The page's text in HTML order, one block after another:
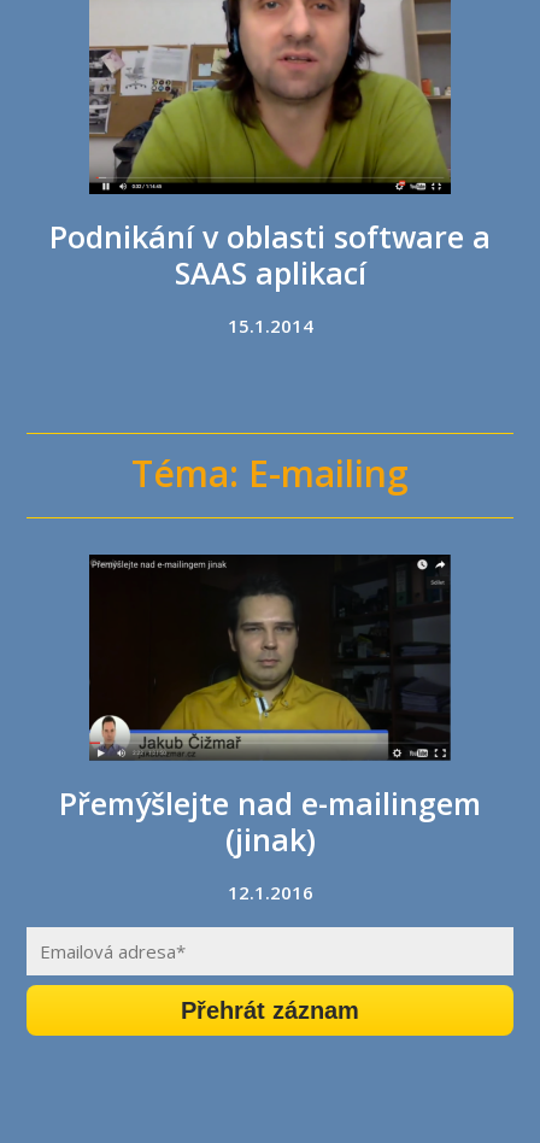
Podnikání v oblasti software a
SAAS aplikací
15.1.2014
Téma: E-mailing
Přemýšlejte nad e-mailingem
(jinak)
12.1.2016
Přehrát záznam